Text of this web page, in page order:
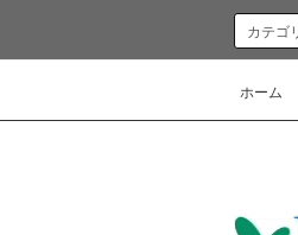
ホーム